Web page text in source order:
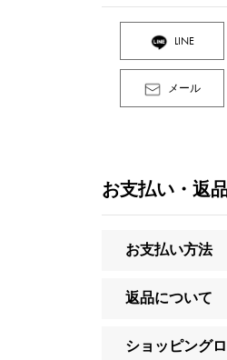
LINE
メール
お支払い・返
お支払い方法
返品について
ショッピング